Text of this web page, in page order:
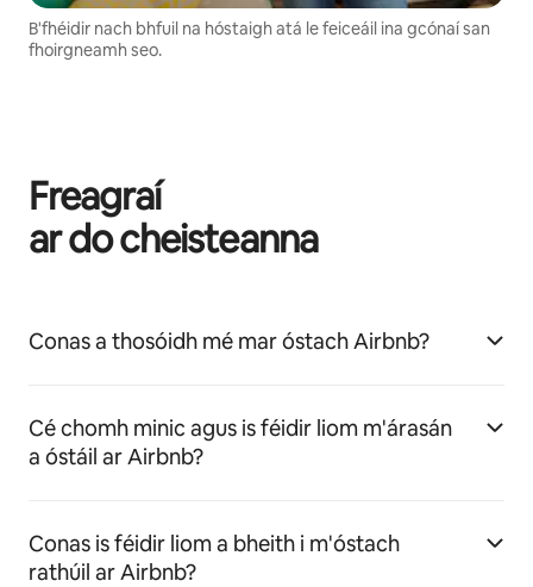
B'fhéidir nach bhfuil na hóstaigh atá le feiceáil ina gcónaí san
fhoirgneamh seo.
Freagraí
ar do cheisteanna
Conas a thosóidh mé mar óstach Airbnb?
Cé chomh minic agus is féidir liom m'árasán
a óstáil ar Airbnb?
Conas is féidir liom a bheith i m'óstach
rathúil ar Airbnb?